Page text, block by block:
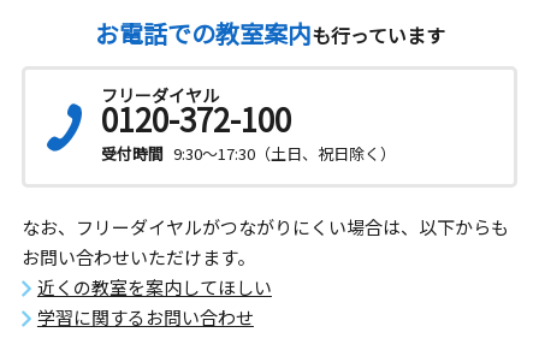
お電話での教室案内も行っています
フリーダイヤル
0120-372-100
受付時間 9:30～17:30（土日、祝日除く）
なお、フリーダイヤルがつながりにくい場合は、以下からも
お問い合わせいただけます。
近くの教室を案内してほしい
学習に関するお問い合わせ